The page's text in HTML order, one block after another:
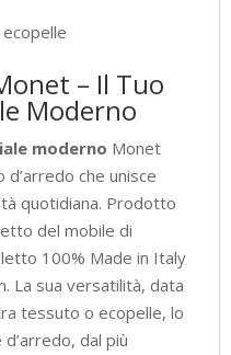
– Il Tuo
Moderno
moderno Monet
che unisce
quotidiana. Prodotto
del mobile di
100% Made in Italy
La sua versatilità, data
tessuto o ecopelle, lo
dal più